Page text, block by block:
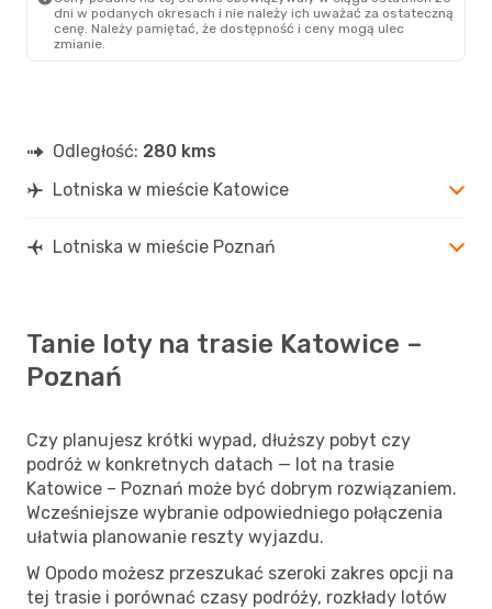
Wt., 8 Wrz- Sob., 12 Wrz
Lot Polish Airlines
1 Przesiadka
KTW- POZ
dni w podanych okresach i nie należy ich uważać za ostateczną
cenę. Należy pamiętać, że dostępność i ceny mogą ulec
zmianie.
Odległość: 280 kms
Lotniska w mieście Katowice
Lotniska w mieście Poznań
Tanie loty na trasie Katowice –
Poznań
Czy planujesz krótki wypad, dłuższy pobyt czy
podróż w konkretnych datach — lot na trasie
Katowice – Poznań może być dobrym rozwiązaniem.
Wcześniejsze wybranie odpowiedniego połączenia
ułatwia planowanie reszty wyjazdu.
W Opodo możesz przeszukać szeroki zakres opcji na
tej trasie i porównać czasy podróży, rozkłady lotów